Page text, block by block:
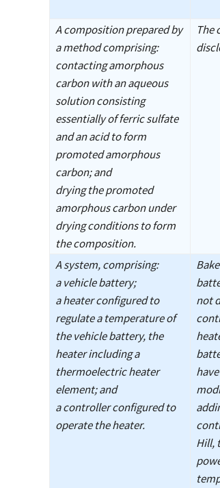
A composition prepared by
a method comprising:
contacting amorphous
carbon with an aqueous
solution consisting
essentially of ferric sulfate
and an acid to form
promoted amorphous
carbon; and
drying the promoted
amorphous carbon under
drying conditions to form
the composition.
The
A system, comprising:
a vehicle battery;
a heater configured to
regulate a temperature of
the vehicle battery, the
heater including a
thermoelectric heater
element; and
a controller configured to
operate the heater.
not
Hill,